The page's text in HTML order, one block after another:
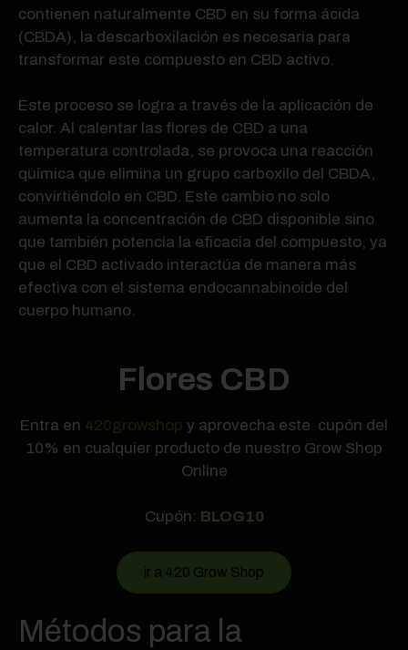
contienen naturalmente CBD en su forma ácida
(CBDA), la descarboxilación es necesaria para
transformar este compuesto en CBD activo.
Este proceso se logra a través de la aplicación de
calor. Al calentar las flores de CBD a una
temperatura controlada, se provoca una reacción
química que elimina un grupo carboxilo del CBDA,
convirtiéndolo en CBD. Este cambio no solo
aumenta la concentración de CBD disponible sino
que también potencia la eficacia del compuesto, ya
que el CBD activado interactúa de manera más
efectiva con el sistema endocannabinoide del
cuerpo humano.
Flores CBD
Entra en 420growshop y aprovecha este cupón del
10% en cualquier producto de nuestro Grow Shop
Online
Cupón: BLOG10
ir a 420 Grow Shop
Métodos para la